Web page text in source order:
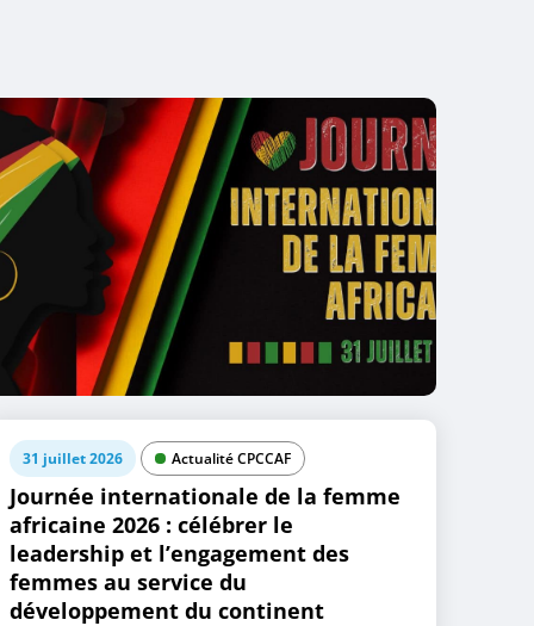
31 juillet 2026 Actualité CPCCAF
Journée internationale de la femme
africaine 2026 : célébrer le
leadership et l’engagement des
femmes au service du
développement du continent